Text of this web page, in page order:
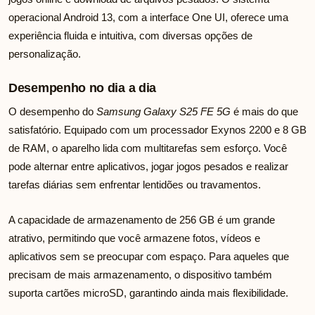
operacional Android 13, com a interface One UI, oferece uma
experiência fluida e intuitiva, com diversas opções de
personalização.
Desempenho no dia a dia
O desempenho do Samsung Galaxy S25 FE 5G é mais do que
satisfatório. Equipado com um processador Exynos 2200 e 8 GB
de RAM, o aparelho lida com multitarefas sem esforço. Você
pode alternar entre aplicativos, jogar jogos pesados e realizar
tarefas diárias sem enfrentar lentidões ou travamentos.
A capacidade de armazenamento de 256 GB é um grande
atrativo, permitindo que você armazene fotos, vídeos e
aplicativos sem se preocupar com espaço. Para aqueles que
precisam de mais armazenamento, o dispositivo também
suporta cartões microSD, garantindo ainda mais flexibilidade.